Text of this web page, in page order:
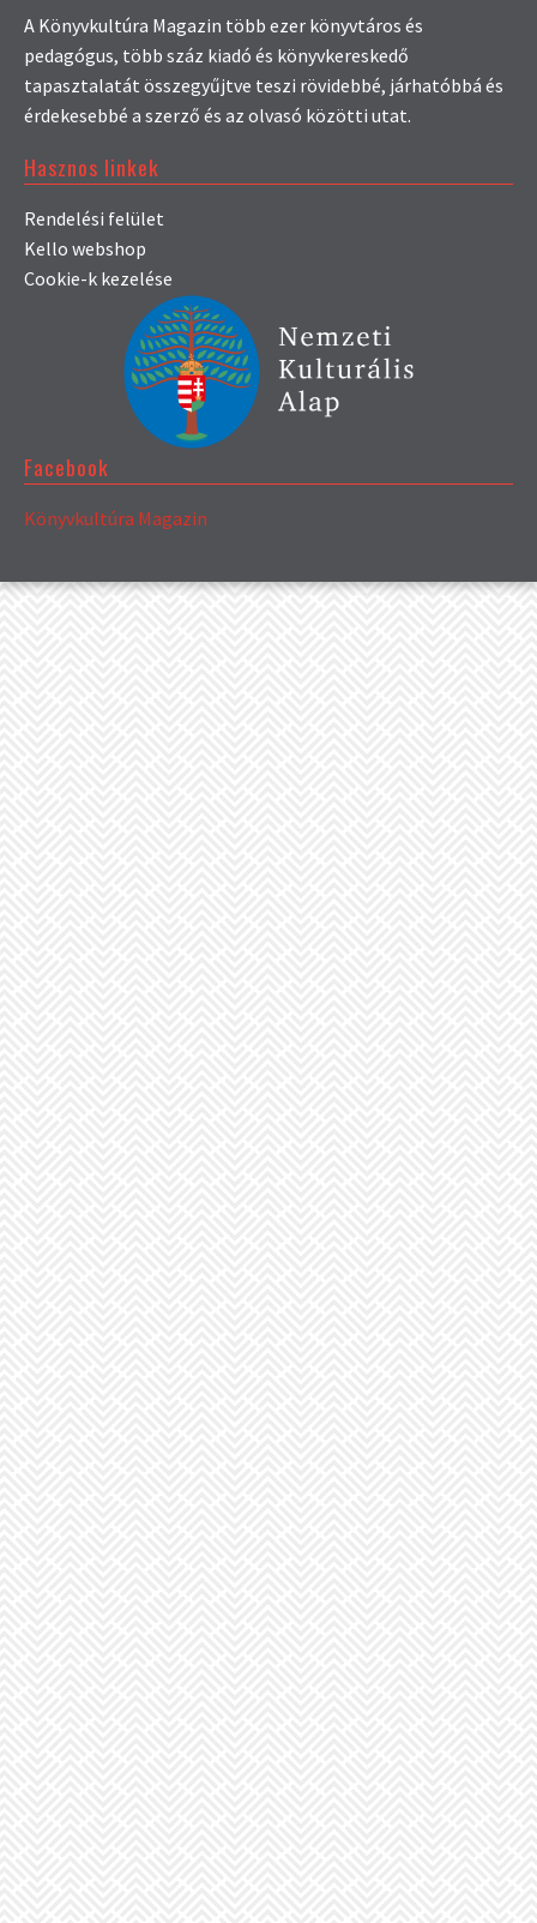
A Könyvkultúra Magazin több ezer könyvtáros és
pedagógus, több száz kiadó és könyvkereskedő
tapasztalatát összegyűjtve teszi rövidebbé, járhatóbbá és
érdekesebbé a szerző és az olvasó közötti utat.
Hasznos linkek
Rendelési felület
Kello webshop
Cookie-k kezelése
Facebook
Könyvkultúra Magazin